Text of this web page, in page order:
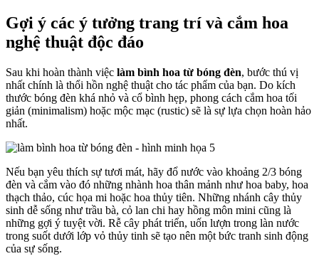
Gợi ý các ý tưởng trang trí và cắm hoa
nghệ thuật độc đáo
Sau khi hoàn thành việc làm bình hoa từ bóng đèn, bước thú vị
nhất chính là thổi hồn nghệ thuật cho tác phẩm của bạn. Do kích
thước bóng đèn khá nhỏ và cổ bình hẹp, phong cách cắm hoa tối
giản (minimalism) hoặc mộc mạc (rustic) sẽ là sự lựa chọn hoàn hảo
nhất.
Nếu bạn yêu thích sự tươi mát, hãy đổ nước vào khoảng 2/3 bóng
đèn và cắm vào đó những nhành hoa thân mảnh như hoa baby, hoa
thạch thảo, cúc họa mi hoặc hoa thủy tiên. Những nhánh cây thủy
sinh dễ sống như trầu bà, cỏ lan chi hay hồng môn mini cũng là
những gợi ý tuyệt vời. Rễ cây phát triển, uốn lượn trong làn nước
trong suốt dưới lớp vỏ thủy tinh sẽ tạo nên một bức tranh sinh động
của sự sống.